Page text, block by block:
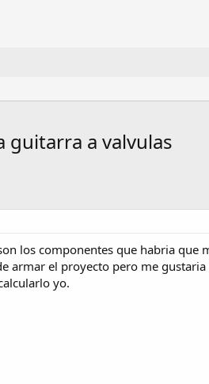
a valvulas
los componentes que habria
armar el proyecto pero me
yo.